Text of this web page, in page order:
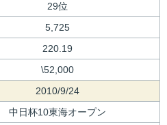
29位
5,725
220.19
\52,000
2010/9/24
中日杯10東海オープン